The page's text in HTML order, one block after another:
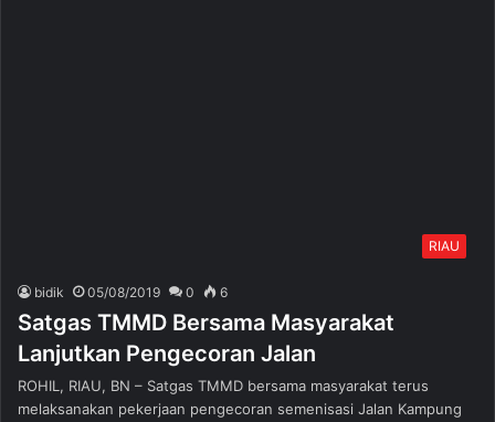
RIAU
bidik 05/08/2019 0 6
Satgas TMMD Bersama Masyarakat
Lanjutkan Pengecoran Jalan
ROHIL, RIAU, BN – Satgas TMMD bersama masyarakat terus
melaksanakan pekerjaan pengecoran semenisasi Jalan Kampung